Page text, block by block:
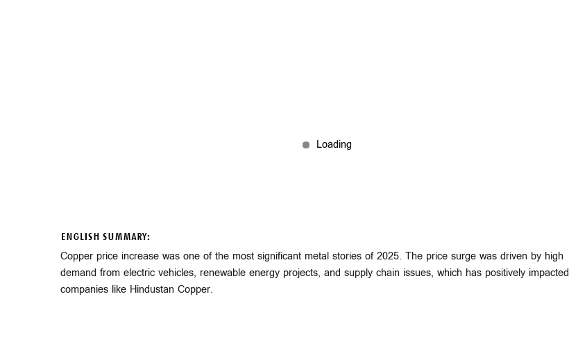
ENGLISH SUMMARY:
Copper price increase was one of the most significant metal stories of 2025. The price surge was driven by high
demand from electric vehicles, renewable energy projects, and supply chain issues, which has positively impacted
companies like Hindustan Copper.